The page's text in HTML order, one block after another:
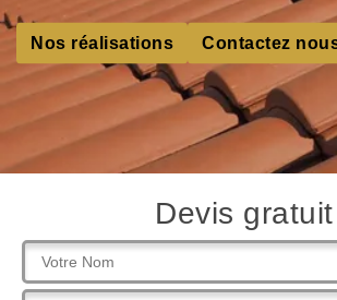
Nos réalisations Contactez
Devis gratuit